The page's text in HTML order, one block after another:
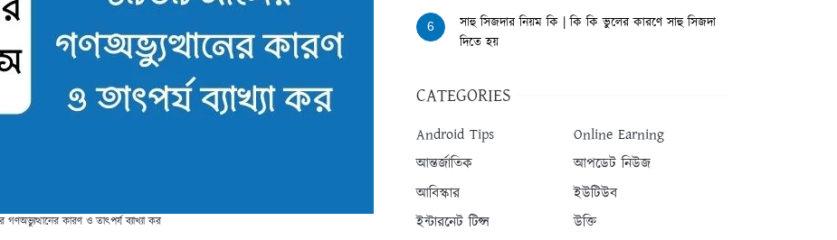
কারণ ও তাৎপর্য ব্যাখ্যা কর
6
সাহু সিজদার নিয়ম কি | কি কি ভুলের কারণে সাহু সিজদা
দিতে হয়
CATEGORIES
Android Tips
Online Earning
আন্তর্জাতিক
আপডেট নিউজ
আবিস্কার
ইউটিউব
ইন্টারনেট টিপ্স
উক্তি